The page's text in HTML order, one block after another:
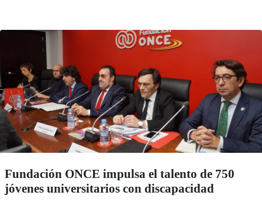
Fundación ONCE impulsa el talento de 750
jóvenes universitarios con discapacidad